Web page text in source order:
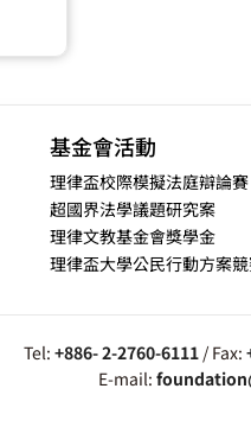
基金會活動
理律盃校際模擬法庭辯論賽
超國界法學議題研究案
理律文教基金會獎學金
理律盃大學公民行動方案
Tel: +886- 2-2760-6111 / Fax:
E-mail: